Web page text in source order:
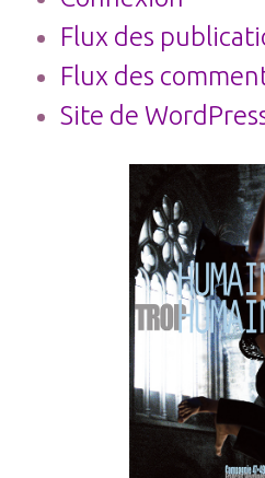
Flux des
Flux des
Site de